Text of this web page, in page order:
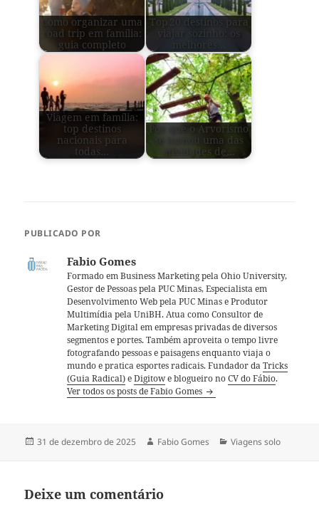
Como organizar uma
road trip em família:
guia completo
Top 20 destinos para
viajar sozinho: os
melhores…
Viagem em família:
top destinos
nacionais para
todas…
Por que o Arvorismo
se tornou uma das
atividades de…
PUBLICADO POR
Fabio Gomes
Formado em Business Marketing pela Ohio University,
Gestor de Pessoas pela PUC Minas, Especialista em
Desenvolvimento Web pela PUC Minas e Produtor
Multimídia pela UniBH. Atua como Consultor de
Marketing Digital em empresas privadas de diversos
segmentos e portes. Também aproveita o tempo livre
fotografando pessoas e paisagens enquanto viaja o
mundo e pratica esportes radicais. Fundador daTricks
(Guia Radical)eDigitowe blogueiro noCV do Fábio.
Ver todos os posts de Fabio Gomes
Publicado
31 de dezembro de 2025 Autor
Fabio Gomes Categorias
Viagens solo
Deixe um comentário